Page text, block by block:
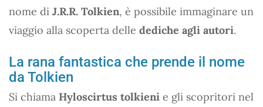
nome di J.R.R. Tolkien, è possibile immaginare un
viaggio alla scoperta delle dediche agli autori.
La rana fantastica che prende il nome
da Tolkien
Si chiama Hyloscirtus tolkieni e gli scopritori nel